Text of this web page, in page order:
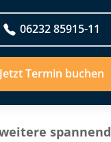
06232 85915-11
Jetzt Termin buchen